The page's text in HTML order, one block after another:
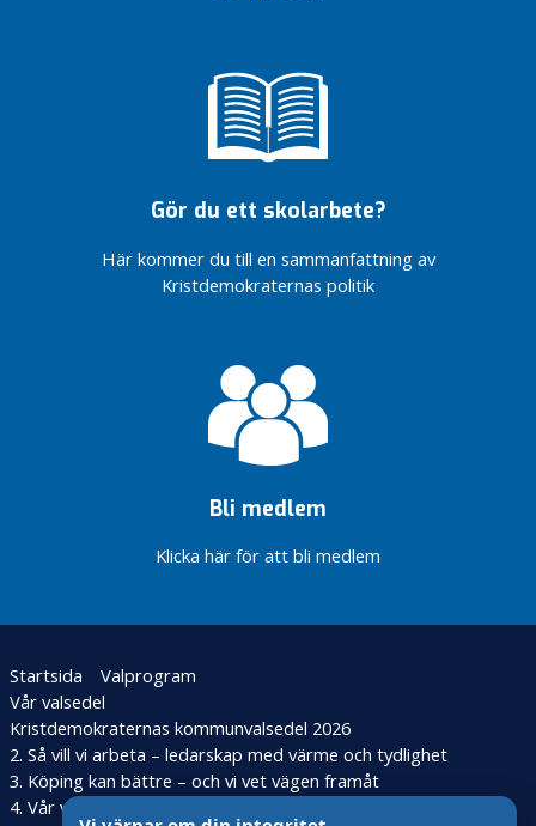
Gör du ett skolarbete?
Här kommer du till en sammanfattning av
Kristdemokraternas politik
Bli medlem
Klicka här för att bli medlem
Startsida
Valprogram
Vår valsedel
Kristdemokraternas kommunvalsedel 2026
2. Så vill vi arbeta – ledarskap med värme och tydlighet
3. Köping kan bättre – och vi vet vägen framåt
4. Vår värdegrund – kristdemokratisk politik för Köpings